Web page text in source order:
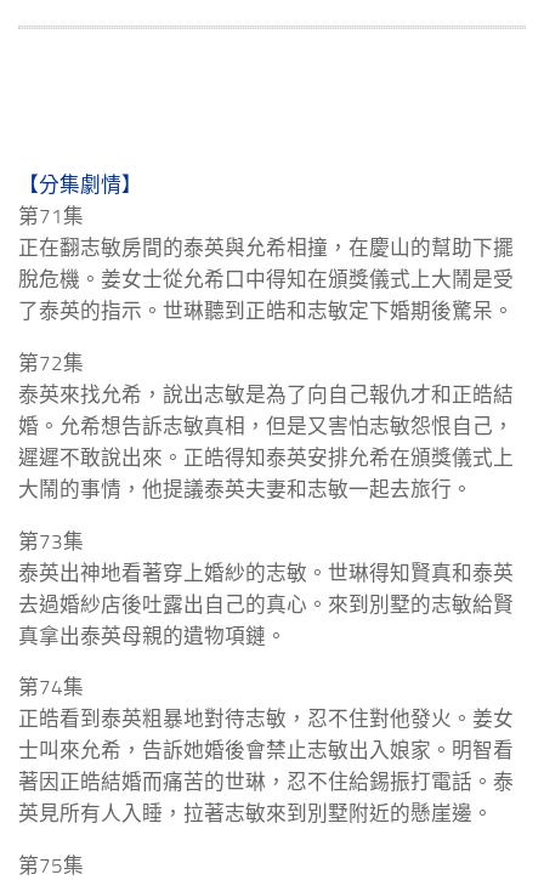
【分集劇情】
第71集
正在翻志敏房間的泰英與允希相撞，在慶山的幫助下擺
脫危機。姜女士從允希口中得知在頒獎儀式上大鬧是受
了泰英的指示。世琳聽到正皓和志敏定下婚期後驚呆。
第72集
泰英來找允希，說出志敏是為了向自己報仇才和正皓結
婚。允希想告訴志敏真相，但是又害怕志敏怨恨自己，
遲遲不敢說出來。正皓得知泰英安排允希在頒獎儀式上
大鬧的事情，他提議泰英夫妻和志敏一起去旅行。
第73集
泰英出神地看著穿上婚紗的志敏。世琳得知賢真和泰英
去過婚紗店後吐露出自己的真心。來到別墅的志敏給賢
真拿出泰英母親的遺物項鏈。
第74集
正皓看到泰英粗暴地對待志敏，忍不住對他發火。姜女
士叫來允希，告訴她婚後會禁止志敏出入娘家。明智看
著因正皓結婚而痛苦的世琳，忍不住給錫振打電話。泰
英見所有人入睡，拉著志敏來到別墅附近的懸崖邊。
第75集